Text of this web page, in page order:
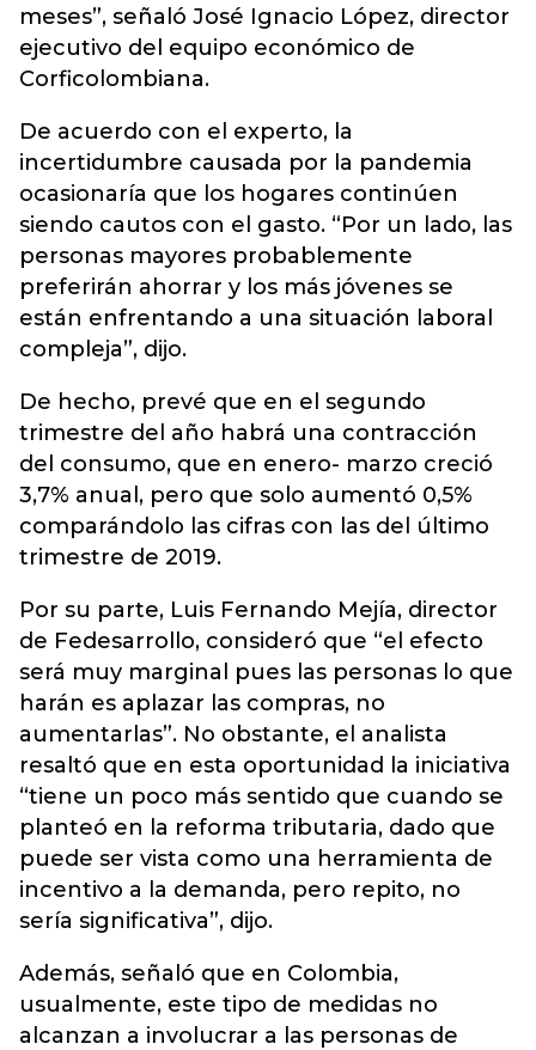
meses”, señaló José Ignacio López, director
ejecutivo del equipo económico de
Corficolombiana.
De acuerdo con el experto, la
incertidumbre causada por la pandemia
ocasionaría que los hogares continúen
siendo cautos con el gasto. “Por un lado, las
personas mayores probablemente
preferirán ahorrar y los más jóvenes se
están enfrentando a una situación laboral
compleja”, dijo.
De hecho, prevé que en el segundo
trimestre del año habrá una contracción
del consumo, que en enero- marzo creció
3,7% anual, pero que solo aumentó 0,5%
comparándolo las cifras con las del último
trimestre de 2019.
Por su parte, Luis Fernando Mejía, director
de Fedesarrollo, consideró que “el efecto
será muy marginal pues las personas lo que
harán es aplazar las compras, no
aumentarlas”. No obstante, el analista
resaltó que en esta oportunidad la iniciativa
“tiene un poco más sentido que cuando se
planteó en la reforma tributaria, dado que
puede ser vista como una herramienta de
incentivo a la demanda, pero repito, no
sería significativa”, dijo.
Además, señaló que en Colombia,
usualmente, este tipo de medidas no
alcanzan a involucrar a las personas de